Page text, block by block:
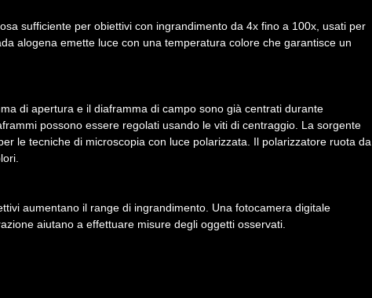
sufficiente per obiettivi con ingrandimento da 4x fino a 100x, usati per
alogena emette luce con una temperatura colore che garantisce un
di apertura e il diaframma di campo sono già centrati durante
possono essere regolati usando le viti di centraggio. La sorgente
le tecniche di microscopia con luce polarizzata. Il polarizzatore ruota da
aumentano il range di ingrandimento. Una fotocamera digitale
aiutano a effettuare misure degli oggetti osservati.